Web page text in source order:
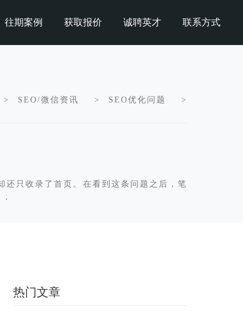
往期案例 获取报价 诚聘英才 联系方式
> SEO/微信资讯 > SEO优化问题 >
还只收录了首页。在看到这条问题之后，笔
;
热门文章